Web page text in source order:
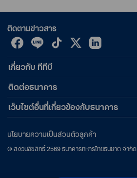
ติดตามข่าวสาร
เกี่ยวกับ ทีทีบี
ติดต่อธนาคาร
เว็บไซต์อื่นที่เกี่ยวข้องกับธนาคาร
© สงวนลิขสิทธิ์2569ธนาคารทหารไทยธนชาต จำกั
นโยบายความเป็นส่วนตัวลูกค้า